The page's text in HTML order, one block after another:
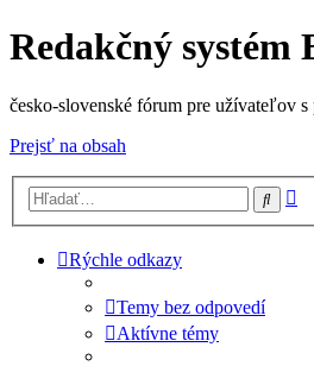
Redakčný systém
česko-slovenské fórum pre užívateľov s
Prejsť na obsah
Hľadať
Rýchle odkazy
Temy bez odpovedí
Aktívne témy